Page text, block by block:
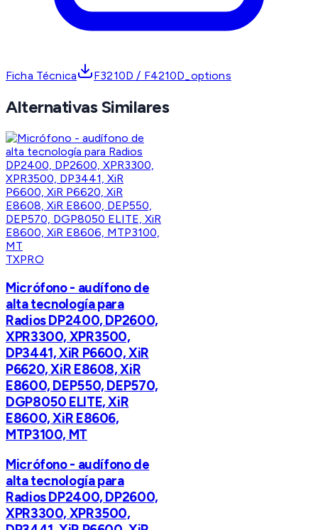
Ficha Técnica F3210D / F4210D_options
Alternativas Similares
TXPRO
Micrófono - audífono de
alta tecnología para
Radios DP2400, DP2600,
XPR3300, XPR3500,
DP3441, XiR P6600, XiR
P6620, XiR E8608, XiR
E8600, DEP550, DEP570,
DGP8050 ELITE, XiR
E8600, XiR E8606,
MTP3100, MT
Micrófono - audífono de
alta tecnología para
Radios DP2400, DP2600,
XPR3300, XPR3500,